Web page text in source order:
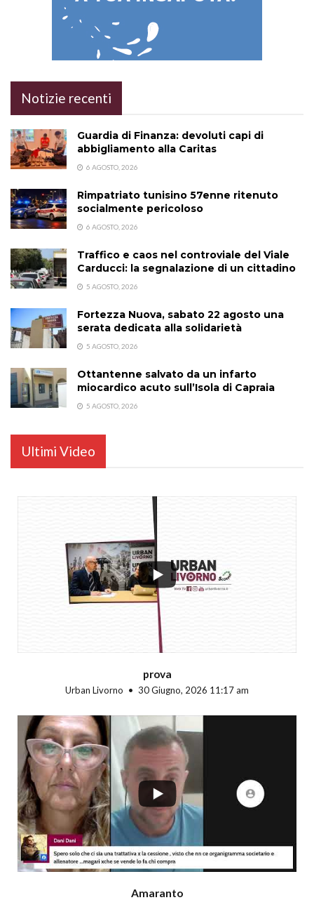
Notizie recenti
Guardia di Finanza: devoluti capi di
abbigliamento alla Caritas
6 AGOSTO, 2026
Rimpatriato tunisino 57enne ritenuto
socialmente pericoloso
6 AGOSTO, 2026
Traffico e caos nel controviale del Viale
Carducci: la segnalazione di un cittadino
5 AGOSTO, 2026
Fortezza Nuova, sabato 22 agosto una
serata dedicata alla solidarietà
5 AGOSTO, 2026
Ottantenne salvato da un infarto
miocardico acuto sull’Isola di Capraia
5 AGOSTO, 2026
Ultimi Video
prova
Urban Livorno 30 Giugno, 2026 11:17 am
Amaranto